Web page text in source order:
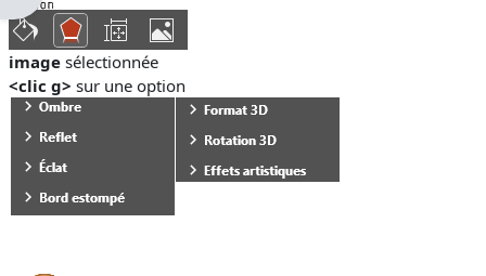
image sélectionnée
<clic g> sur une option